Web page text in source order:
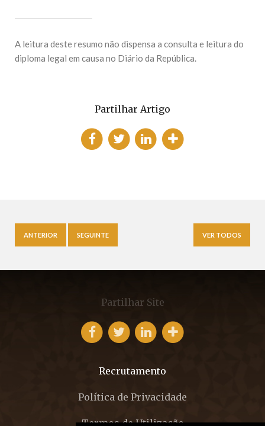
A leitura deste resumo não dispensa a consulta e leitura do
diploma legal em causa no Diário da República.
Partilhar Artigo
ANTERIOR SEGUINTE VER TODOS
Partilhar Site
Recrutamento
Política de Privacidade
Termos de Utilização